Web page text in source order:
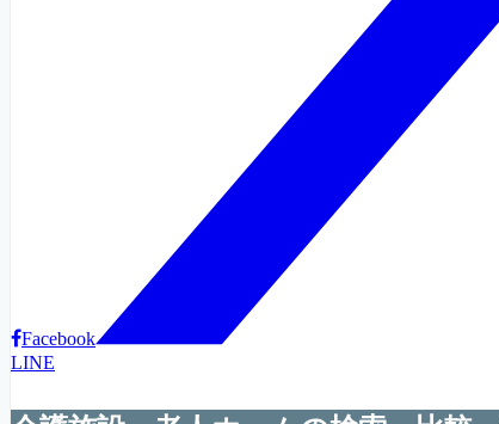
Facebook
LINE